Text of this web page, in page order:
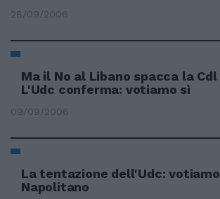
28/09/2006
Ma il No al Libano spacca la Cdl
L'Udc conferma: votiamo sì
09/09/2006
La tentazione dell'Udc: votiamo
Napolitano